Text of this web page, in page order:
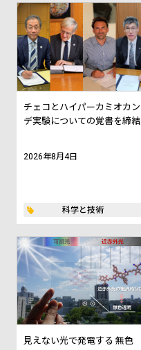
チェコとハイパーカミオカン
デ実験についての覚書を締結
2026年8月4日
科学と技術
見えない光で発電する 無色